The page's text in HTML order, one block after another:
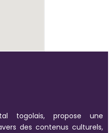
togolais, propose une
des contenus culturels,